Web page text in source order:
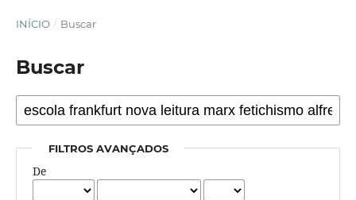
INÍCIO / Buscar
Buscar
FILTROS AVANÇADOS
De